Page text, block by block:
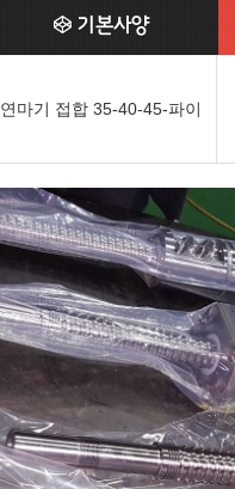
기본사양
연마기 접합 35-40-45-파이